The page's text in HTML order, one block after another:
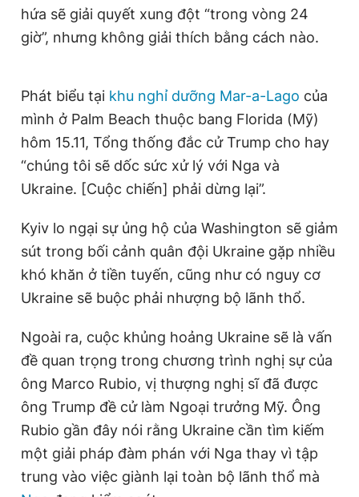
hứa sẽ giải quyết xung đột “trong vòng 24
giờ”, nhưng không giải thích bằng cách nào.
Phát biểu tại khu nghỉ dưỡng Mar-a-Lago của
mình ở Palm Beach thuộc bang Florida (Mỹ)
hôm 15.11, Tổng thống đắc cử Trump cho hay
“chúng tôi sẽ dốc sức xử lý với Nga và
Ukraine. [Cuộc chiến] phải dừng lại”.
Kyiv lo ngại sự ủng hộ của Washington sẽ giảm
sút trong bối cảnh quân đội Ukraine gặp nhiều
khó khăn ở tiền tuyến, cũng như có nguy cơ
Ukraine sẽ buộc phải nhượng bộ lãnh thổ.
Ngoài ra, cuộc khủng hoảng Ukraine sẽ là vấn
đề quan trọng trong chương trình nghị sự của
ông Marco Rubio, vị thượng nghị sĩ đã được
ông Trump đề cử làm Ngoại trưởng Mỹ. Ông
Rubio gần đây nói rằng Ukraine cần tìm kiếm
một giải pháp đàm phán với Nga thay vì tập
trung vào việc giành lại toàn bộ lãnh thổ mà